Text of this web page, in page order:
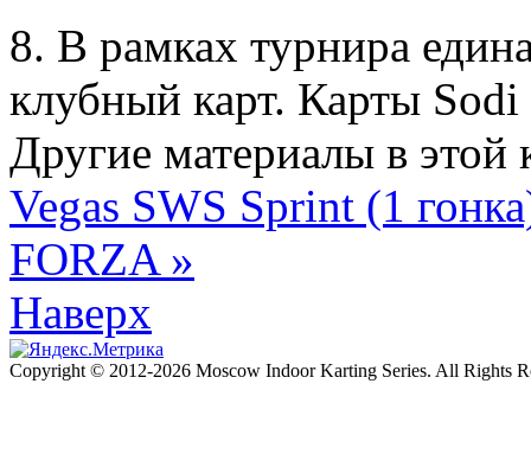
8. В рамках турнира
клубный карт. Карты
Другие материалы в этой
Vegas SWS Sprint (1
FORZA »
Наверх
Copyright © 2012-2026 Moscow Indoor Karting Series. All Rights